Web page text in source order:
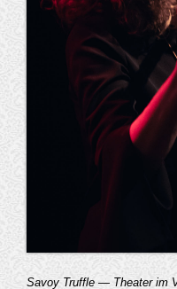
Savoy Truffle — Theater im